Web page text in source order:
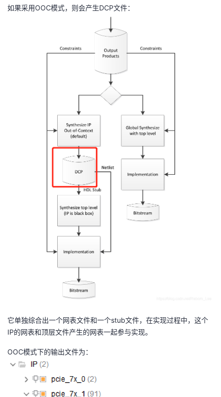
如果采用OOC模式，则会产生DCP文件：
它单独综合出一个网表文件和一个stub文件，在实现过程中，这个
IP的网表和顶层文件产生的网表一起参与实现。
OOC模式下的输出文件为：